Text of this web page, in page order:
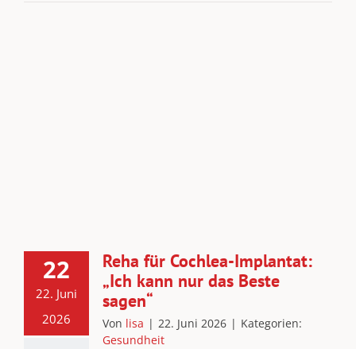
22
22. Juni
2026
Reha für Cochlea-Implantat:
„Ich kann nur das Beste
sagen“
Von lisa | 22. Juni 2026 | Kategorien:
Gesundheit